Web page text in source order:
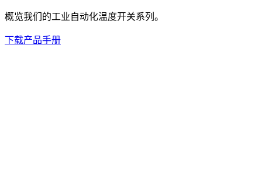
概览我们的工业自动化温度开关系列。
下载产品手册